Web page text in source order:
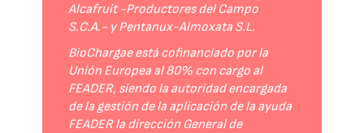
Alcafruit -Productores del Campo
S.C.A.- y Pentanux-Almoxata S.L.
BioChargae está cofinanciado por la
Unión Europea al 80% con cargo al
FEADER, siendo la autoridad encargada
de la gestión de la aplicación de la ayuda
FEADER la dirección General de